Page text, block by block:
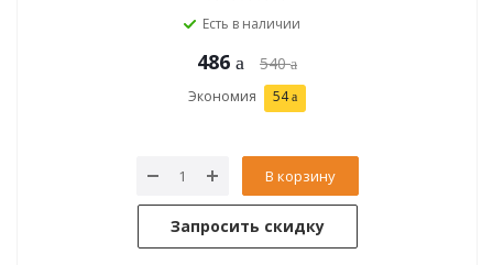
Есть в наличии
486 540
Экономия 54
В корзину
Запросить скидку